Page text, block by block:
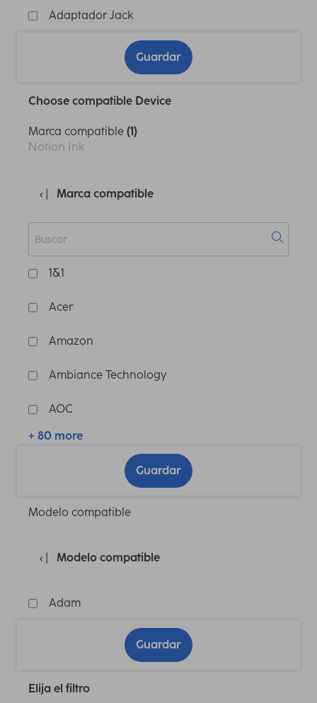
Adaptador Jack
Guardar
Choose compatible Device
Marca compatible (1)
Notion Ink
Marca compatible
1&1
Acer
Amazon
Ambiance Technology
AOC
+ 80 more
Guardar
Modelo compatible
Modelo compatible
Adam
Guardar
Elija el filtro